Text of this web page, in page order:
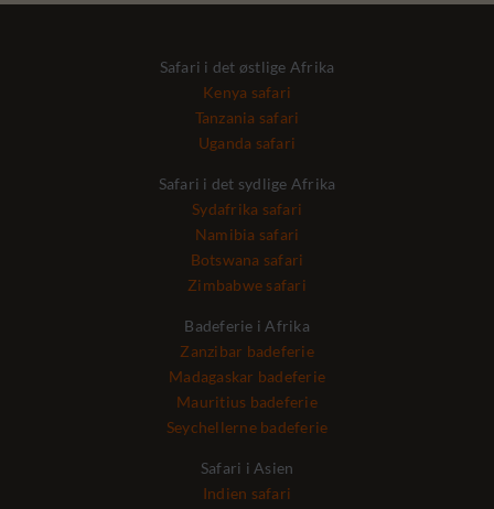
Safari i det østlige Afrika
Kenya safari
Tanzania safari
Uganda safari
Safari i det sydlige Afrika
Sydafrika safari
Namibia safari
Botswana safari
Zimbabwe safari
Badeferie i Afrika
Zanzibar badeferie
Madagaskar badeferie
Mauritius badeferie
Seychellerne badeferie
Safari i Asien
Indien safari